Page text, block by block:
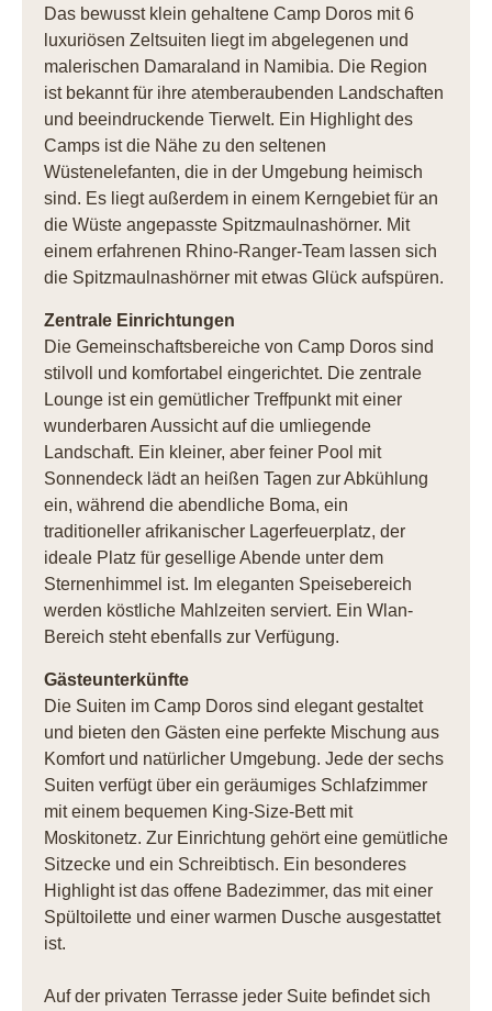
Das bewusst klein gehaltene Camp Doros mit 6
luxuriösen Zeltsuiten liegt im abgelegenen und
malerischen Damaraland in Namibia. Die Region
ist bekannt für ihre atemberaubenden Landschaften
und beeindruckende Tierwelt. Ein Highlight des
Camps ist die Nähe zu den seltenen
Wüstenelefanten, die in der Umgebung heimisch
sind. Es liegt außerdem in einem Kerngebiet für an
die Wüste angepasste Spitzmaulnashörner. Mit
einem erfahrenen Rhino-Ranger-Team lassen sich
die Spitzmaulnashörner mit etwas Glück aufspüren.
Zentrale Einrichtungen
Die Gemeinschaftsbereiche von Camp Doros sind
stilvoll und komfortabel eingerichtet. Die zentrale
Lounge ist ein gemütlicher Treffpunkt mit einer
wunderbaren Aussicht auf die umliegende
Landschaft. Ein kleiner, aber feiner Pool mit
Sonnendeck lädt an heißen Tagen zur Abkühlung
ein, während die abendliche Boma, ein
traditioneller afrikanischer Lagerfeuerplatz, der
ideale Platz für gesellige Abende unter dem
Sternenhimmel ist. Im eleganten Speisebereich
werden köstliche Mahlzeiten serviert. Ein Wlan-
Bereich steht ebenfalls zur Verfügung.
Gästeunterkünfte
Die Suiten im Camp Doros sind elegant gestaltet
und bieten den Gästen eine perfekte Mischung aus
Komfort und natürlicher Umgebung. Jede der sechs
Suiten verfügt über ein geräumiges Schlafzimmer
mit einem bequemen King-Size-Bett mit
Moskitonetz. Zur Einrichtung gehört eine gemütliche
Sitzecke und ein Schreibtisch. Ein besonderes
Highlight ist das offene Badezimmer, das mit einer
Spültoilette und einer warmen Dusche ausgestattet
ist.
Auf der privaten Terrasse jeder Suite befindet sich